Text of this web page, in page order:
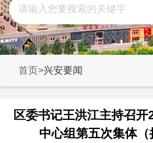
首页>兴安要闻
区委书记王洪江主持召开
中心组第五次集体